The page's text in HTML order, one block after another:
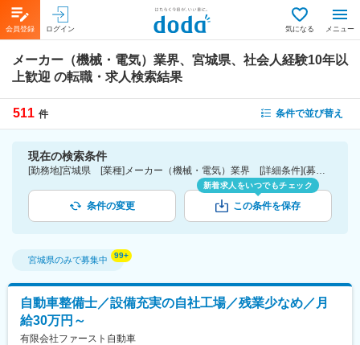
会員登録 ログイン 気になる メニュー
メーカー（機械・電気）業界、宮城県、社会人経験10年以
上歓迎 の転職・求人検索結果
511 件 条件で並び替え
現在の検索条件
[勤務地]宮城県 [業種]メーカー（機械・電気）業界 [詳細条件](募集・採用情報)社会人経験10年以上歓迎
条件の変更
新着求人をいつでもチェック
この条件を保存
宮城県のみで募集中
自動車整備士／設備充実の自社工場／残業少なめ／月
給30万円～
有限会社ファースト自動車